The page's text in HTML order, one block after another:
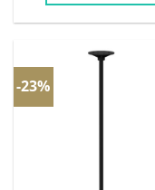
700 Ft.
-23%